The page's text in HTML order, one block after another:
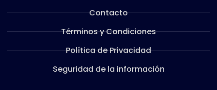
Contacto
Términos y Condiciones
Política de Privacidad
Seguridad de la información